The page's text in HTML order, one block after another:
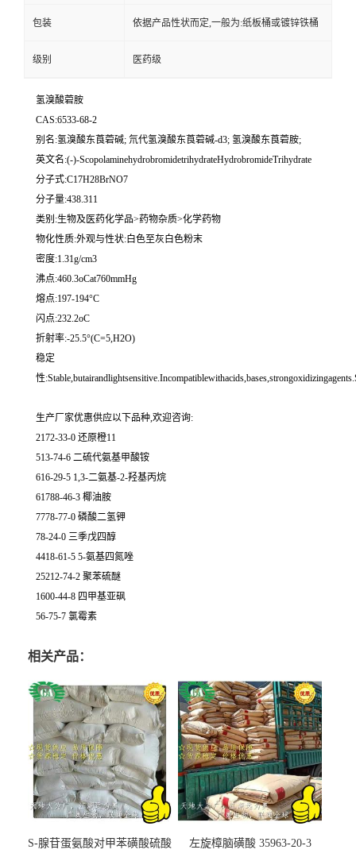
包装 依据产品性状而定,一般为:纸板桶或镀锌铁桶
级别 医药级
氢溴酸菪胺
CAS:6533-68-2
别名:氢溴酸东莨菪碱; 氘代氢溴酸东莨菪碱-d3; 氢溴酸东莨菪胺;
英文名:(-)-ScopolaminehydrobromidetrihydrateHydrobromideTrihydrate
分子式:C17H28BrNO7
分子量:438.311
类别:生物及医药化学品>药物杂质>化学药物
物化性质:外观与性状:白色至灰白色粉末
密度:1.31g/cm3
沸点:460.3oCat760mmHg
熔点:197-194°C
闪点:232.2oC
折射率:-25.5°(C=5,H2O)
稳定
性
生产厂家优惠供应以下品种,欢迎咨询:
2172-33-0 还原橙11
513-74-6 二硫代氨基甲酸铵
616-29-5 1,3-二氨基-2-羟基丙烷
61788-46-3 椰油胺
7778-77-0 磷酸二氢钾
78-24-0 三季戊四醇
4418-61-5 5-氨基四氮唑
25212-74-2 聚苯硫醚
1600-44-8 四甲基亚砜
56-75-7 氯霉素
相关产品：
S-腺苷蛋氨酸对甲苯磺酸硫酸
左旋樟脑磺酸 35963-20-3